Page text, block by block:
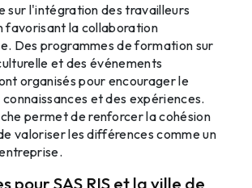
sur l'intégration des travailleurs
favorisant la collaboration
Des programmes de formation sur
et des événements
organisés pour encourager le
et des expériences.
permet de renforcer la cohésion
valoriser les différences comme un
pour SAS RIS et la ville de